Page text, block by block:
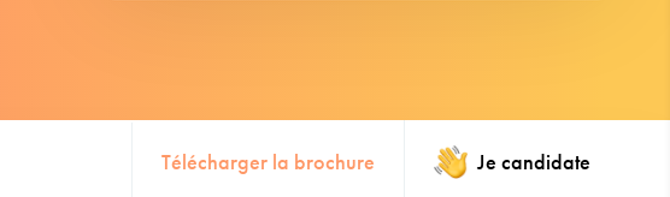
Télécharger la brochure Je candidate